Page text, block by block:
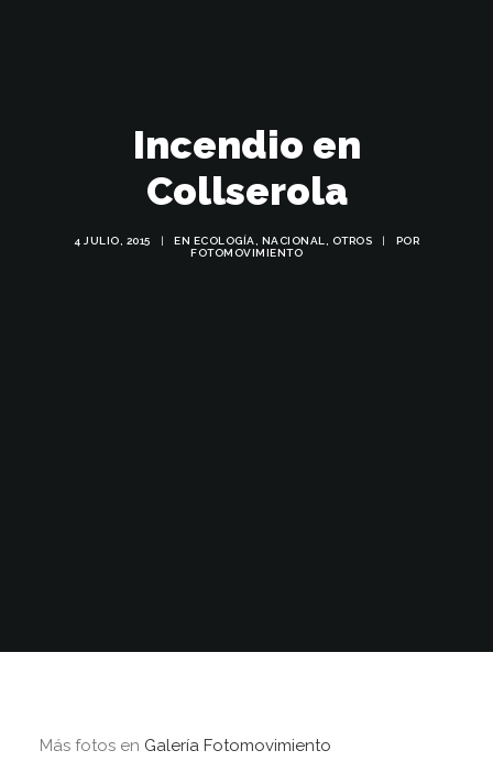
Incendio en
Collserola
4 JULIO, 2015 | EN ECOLOGÍA NACIONAL OTROS |
POR
FOTOMOVIMIENTO
Más fotos en Galería Fotomovimiento